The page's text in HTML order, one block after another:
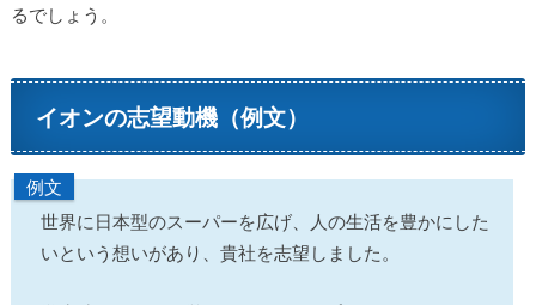
るでしょう。
イオンの志望動機（例文）
例文
世界に日本型のスーパーを広げ、人の生活を豊かにした
いという想いがあり、貴社を志望しました。